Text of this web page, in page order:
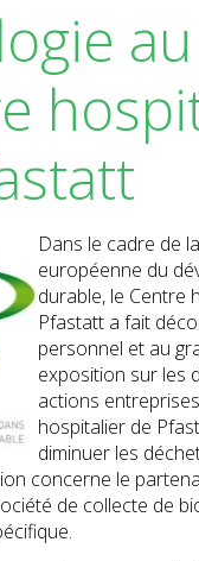
au
Dans le cadre de
européenne du
durable, le Centre
Pfastatt a fait
personnel et au
exposition sur les
actions
hospitalier de
diminuer les
concerne le
de collecte de